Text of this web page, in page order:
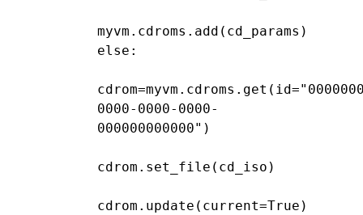
myvm.cdroms.add(cd_params)
else:
0000-0000-0000-
000000000000")
cdrom.set_file(cd_iso)
cdrom.update(current=True)